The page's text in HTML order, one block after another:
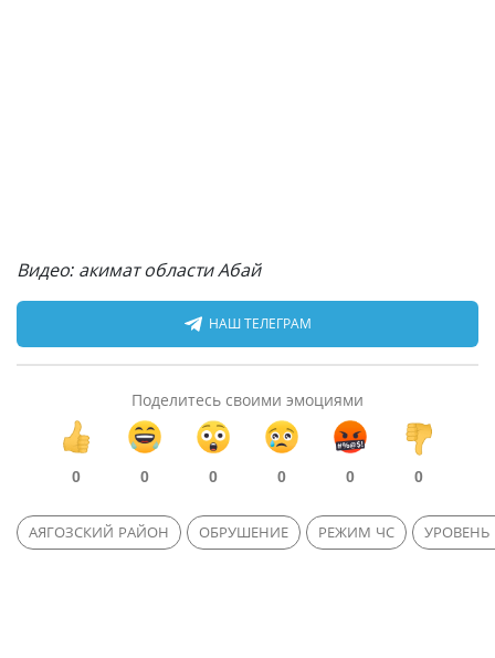
Видео: акимат области Абай
НАШ ТЕЛЕГРАМ
Поделитесь своими эмоциями
0 0 0 0 0 0
АЯГОЗСКИЙ РАЙОН ОБРУШЕНИЕ РЕЖИМ ЧС